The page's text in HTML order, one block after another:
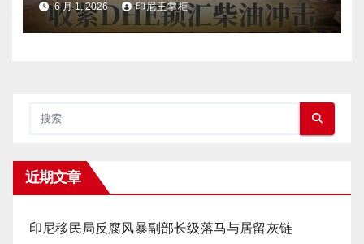
6 月 1, 2026 印尼王掌柜
近期文章
印尼移民局反腐风暴副部长级落马与居留灰链